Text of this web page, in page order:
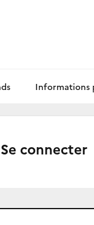
Informations
Se connecter